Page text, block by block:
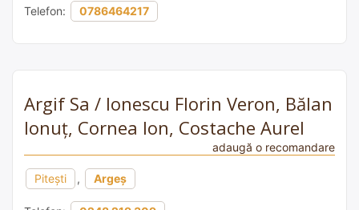
Telefon: 0786464217
Argif Sa / Ionescu Florin Veron, Bălan
Ionuț, Cornea Ion, Costache Aurel
adaugă o recomandare
Pitești , Argeș